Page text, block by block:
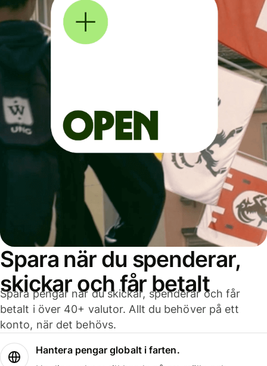
Spara när du spenderar,
skickar och får betalt
Spara pengar när du skickar, spenderar och får
betalt i över 40+ valutor. Allt du behöver på ett
konto, när det behövs.
Hantera pengar globalt i farten.